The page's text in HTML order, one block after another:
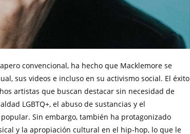
convencional, ha hecho que Macklemore se
sus videos e incluso en su activismo social. El éxito
artistas que buscan destacar sin necesidad de
LGBTQ+, el abuso de sustancias y el
Sin embargo, también ha protagonizado
y la apropiación cultural en el hip-hop, lo que le